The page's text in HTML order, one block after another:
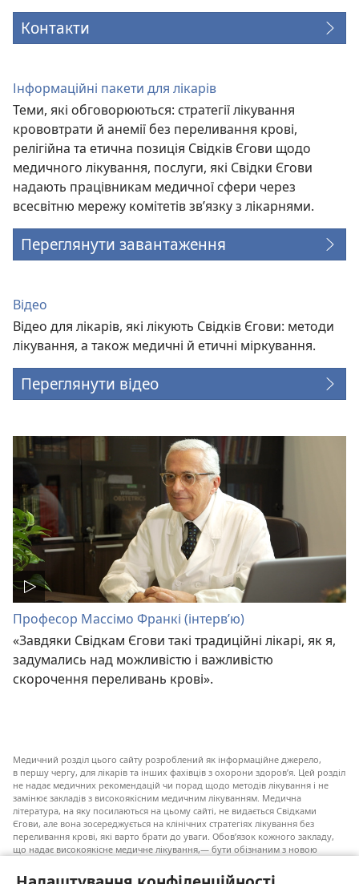
Контакти
Інформаційні пакети для лікарів
Теми, які обговорюються: стратегії лікування
крововтрати й анемії без переливання крові,
релігійна та етична позиція Свідків Єгови щодо
медичного лікування, послуги, які Свідки Єгови
надають працівникам медичної сфери через
всесвітню мережу комітетів зв’язку з лікарнями.
Переглянути завантаження
Відео
Відео для лікарів, які лікують Свідків Єгови: методи
лікування, а також медичні й етичні міркування.
Переглянути відео
Професор Массімо Франкі (інтерв’ю)
«Завдяки Свідкам Єгови такі традиційні лікарі, як я,
задумались над можливістю і важливістю
скорочення переливань крові».
Медичний розділ цього сайту розроблений як інформаційне джерело,
в першу чергу, для лікарів та інших фахівців з охорони здоров’я. Цей розділ
не надає медичних рекомендацій чи порад щодо методів лікування і не
замінює закладів з високоякісним медичним лікуванням. Медична
література, на яку посилаються на цьому сайті, не видається Свідками
Єгови, але вона зосереджується на клінічних стратегіях лікування без
переливання крові, які варто брати до уваги. Обов’язок кожного закладу,
що надає високоякісне медичне лікування,— бути обізнаним з новою
пацієнту приймати власні рішення згідно з його медичним станом,